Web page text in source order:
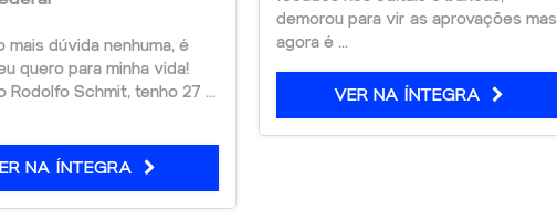
mais dúvida nenhuma, é
quero para minha vida!
Rodolfo Schmit, tenho 27 ...
NA ÍNTEGRA
demorou para vir as aprovações mas
agora é ...
VER NA ÍNTEGRA